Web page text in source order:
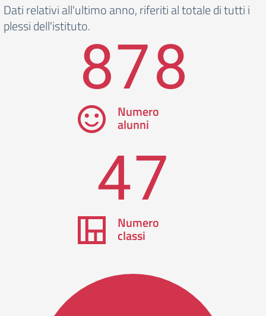
Dati relativi all'ultimo anno, riferiti al totale di tutti i
plessi dell'istituto.878
Numero
alunni
47
Numero
classi